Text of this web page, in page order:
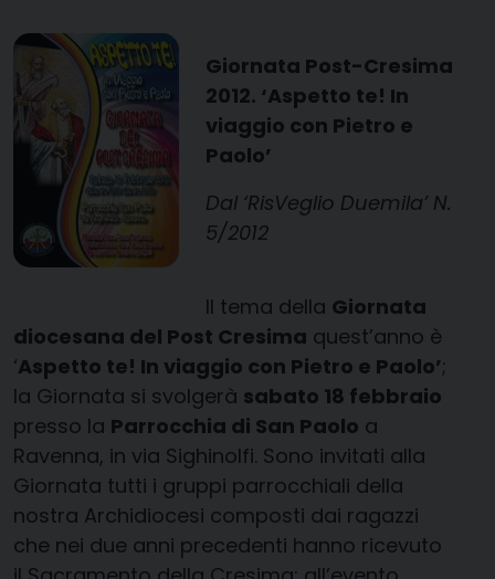
Giornata Post-Cresima
2012. ‘Aspetto te! In
viaggio con Pietro e
Paolo’
Dal ‘RisVeglio Duemila’ N.
5/2012
Il tema della Giornata
diocesana del Post Cresima quest’anno è
‘Aspetto te! In viaggio con Pietro e Paolo’;
la Giornata si svolgerà sabato 18 febbraio
presso la Parrocchia di San Paolo a
Ravenna, in via Sighinolfi. Sono invitati alla
Giornata tutti i gruppi parrocchiali della
nostra Archidiocesi composti dai ragazzi
che nei due anni precedenti hanno ricevuto